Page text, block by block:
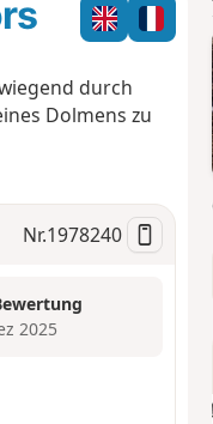
durch
Dolmens zu
Nr.1978240
2025